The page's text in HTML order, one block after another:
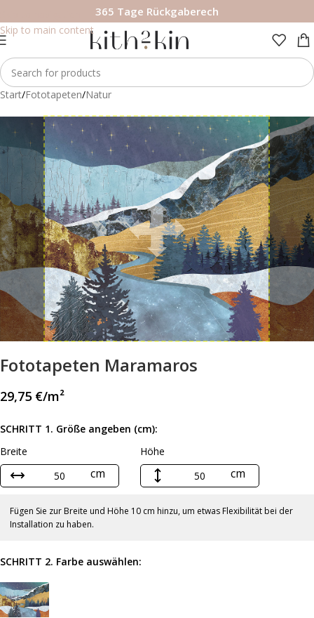
Skip to main content
365 Tage Rückgaberech
Start/Fototapeten/Natur
Fototapeten Maramaros
29,75 €/m²
SCHRITT 1. Größe angeben (cm):
Breite
cm
Höhe
cm
Fügen Sie zur Breite und Höhe 10 cm hinzu, um etwas Flexibilität bei der
Installation zu haben.
SCHRITT 2. Farbe auswählen: